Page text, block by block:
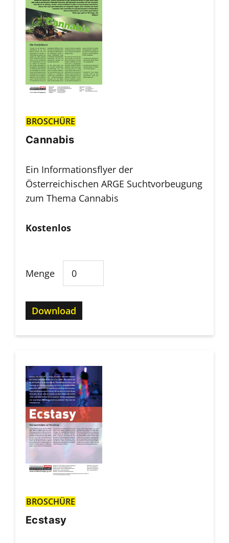
BROSCHÜRE
Cannabis
Ein Informationsflyer der
Österreichischen ARGE Suchtvorbeugung
zum Thema Cannabis
Kostenlos
Menge
Download
BROSCHÜRE
Ecstasy